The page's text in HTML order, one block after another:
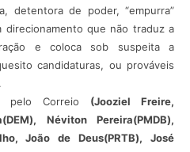
detentora de poder, “empurra”
direcionamento que não traduz a
e coloca sob suspeita a
candidaturas, ou prováveis
pelo Correio (Jooziel Freire,
Néviton Pereira(PMDB),
João de Deus(PRTB), José